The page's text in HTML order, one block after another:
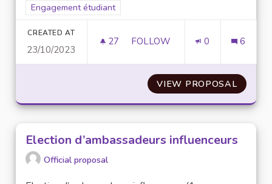
Filter results for scope: Engagement étudiant
Engagement étudiant
CREATED AT
23/10/2023
27 27 FOLLOWERS
FOLLOW 0 6
VIEW PROPOSAL
Election d’ambassadeurs influenceurs
Official proposal